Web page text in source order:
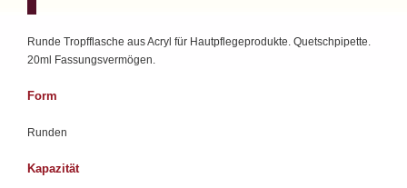
Runde Tropfflasche aus Acryl für Hautpflegeprodukte. Quetschpipette.
20ml Fassungsvermögen.
Form
Runden
Kapazität